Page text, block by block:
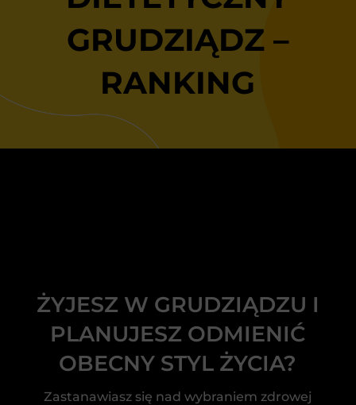
GRUDZIĄDZ –
RANKING
ŻYJESZ W GRUDZIĄDZU I
PLANUJESZ ODMIENIĆ
OBECNY STYL ŻYCIA?
Zastanawiasz się nad wybraniem zdrowej